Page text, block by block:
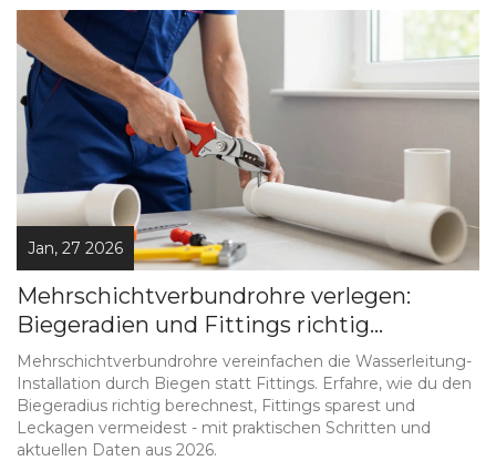
Jan, 27 2026
Mehrschichtverbundrohre verlegen:
Biegeradien und Fittings richtig
anwenden
Mehrschichtverbundrohre vereinfachen die Wasserleitung-
Installation durch Biegen statt Fittings. Erfahre, wie du den
Biegeradius richtig berechnest, Fittings sparest und
Leckagen vermeidest - mit praktischen Schritten und
aktuellen Daten aus 2026.